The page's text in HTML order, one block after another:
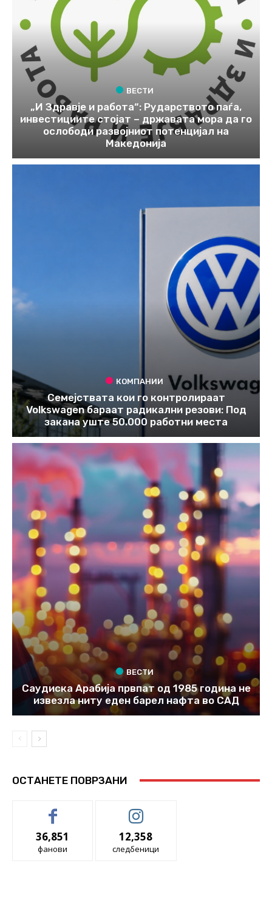
ВЕСТИ
„И Здравје и работа“: Рударството паѓа,
инвестициите стојат – државата мора да го
ослободи развојниот потенцијал на
Македонија
КОМПАНИИ
Семејствата кои го контролираат
Volkswagen бараат радикални резови: Под
закана уште 50.000 работни места
ВЕСТИ
Саудиска Арабија првпат од 1985 година не
извезла ниту еден барел нафта во САД
ОСТАНЕТЕ ПОВРЗАНИ
36,851
фанови
12,358
следбеници